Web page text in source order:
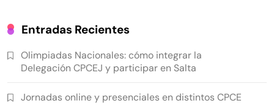
Entradas Recientes
Olimpiadas Nacionales: cómo integrar la
Delegación CPCEJ y participar en Salta
Jornadas online y presenciales en distintos CPCE